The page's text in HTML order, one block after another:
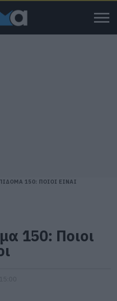
150: ΠΟΙΟΙ ΕΙΝΑΙ
150: Ποιοι